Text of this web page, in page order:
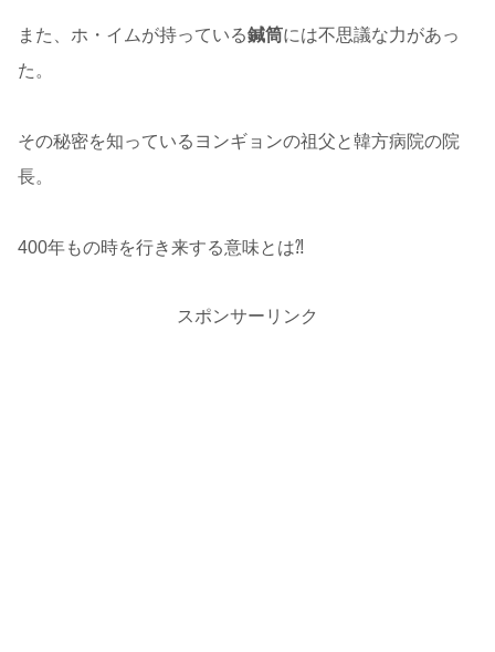
また、ホ・イムが持っている鍼筒には不思議な力があっ
た。
その秘密を知っているヨンギョンの祖父と韓方病院の院
長。
400年もの時を行き来する意味とは⁈
スポンサーリンク